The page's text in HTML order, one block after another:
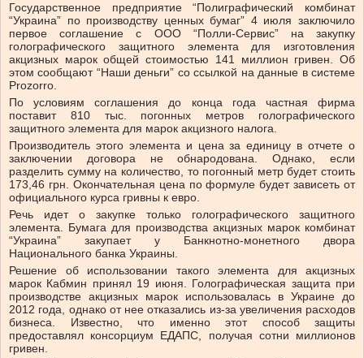
Государственное предприятие “Полиграфический комбинат
“Украина” по производству ценных бумаг” 4 июля заключило
первое соглашение с ООО “Полли-Сервис” на закупку
голографического защитного элемента для изготовления
акцизных марок общей стоимостью 141 миллион гривен. Об
этом сообщают “Наши деньги” со ссылкой на данные в системе
Prozorro.
По условиям соглашения до конца года частная фирма
поставит 810 тыс. погонных метров голографического
защитного элемента для марок акцизного налога.
Производитель этого элемента и цена за единицу в отчете о
заключении договора не обнародована. Однако, если
разделить сумму на количество, то погонный метр будет стоить
173,46 грн. Окончательная цена по формуле будет зависеть от
официального курса гривны к евро.
Речь идет о закупке только голографического защитного
элемента. Бумага для производства акцизных марок комбинат
“Украина” закупает у Банкнотно-монетного двора
Национального банка Украины.
Решение об использовании такого элемента для акцизных
марок Кабмин принял 19 июня. Голографическая защита при
производстве акцизных марок использовалась в Украине до
2012 года, однако от нее отказались из-за увеличения расходов
бизнеса. Известно, что именно этот способ защиты
предоставлял консорциум ЕДАПС, получая сотни миллионов
гривен.